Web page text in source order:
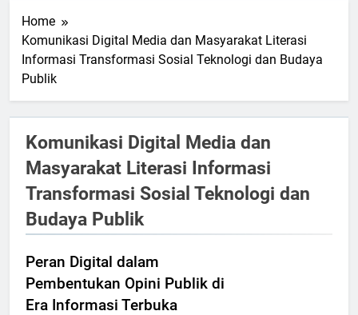
Home
Komunikasi Digital Media dan Masyarakat Literasi
Informasi Transformasi Sosial Teknologi dan Budaya
Publik
Komunikasi Digital Media dan
Masyarakat Literasi Informasi
Transformasi Sosial Teknologi dan
Budaya Publik
Peran Digital dalam
Pembentukan Opini Publik di
Era Informasi Terbuka